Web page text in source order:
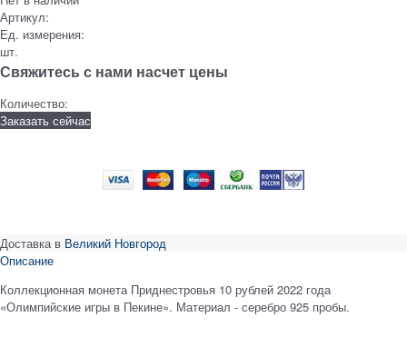
Артикул:
Ед. измерения:
шт.
Свяжитесь с нами насчет цены
Количество:
Заказать сейчас
Доставка в Великий Новгород
Описание
Коллекционная монета Приднестровья 10 рублей 2022 года
«Олимпийские игры в Пекине». Материал - серебро 925 пробы.